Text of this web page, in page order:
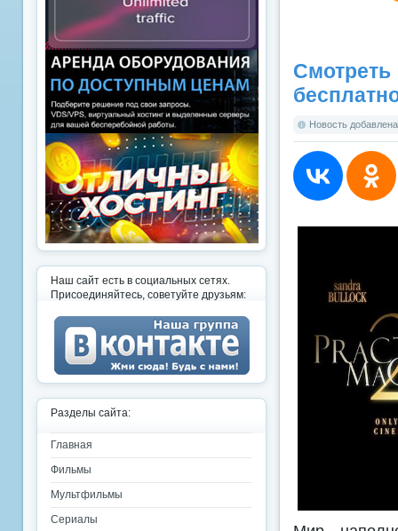
Новость
Наш сайт есть в социальных сетях.
Присоединяйтесь, советуйте друзьям:
Разделы сайта:
Главная
Фильмы
Мультфильмы
Сериалы